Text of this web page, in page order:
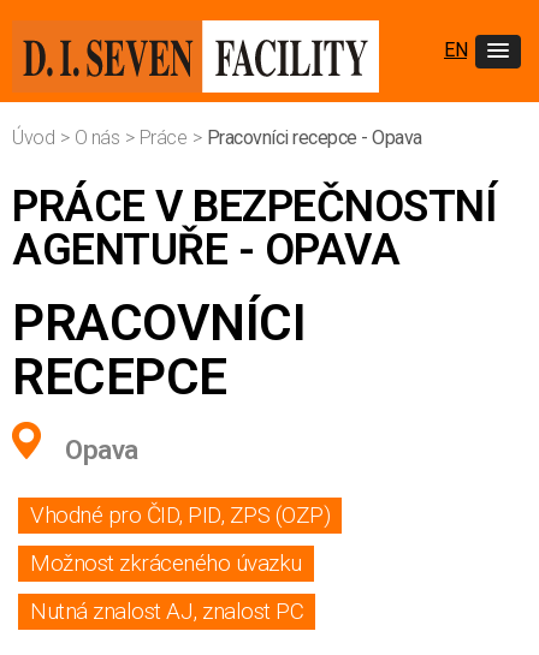
EN
Úvod > O nás > Práce > Pracovníci recepce - Opava
PRÁCE V BEZPEČNOSTNÍ
AGENTUŘE - OPAVA
PRACOVNÍCI
RECEPCE
Opava
Vhodné pro ČID, PID, ZPS (OZP)
Možnost zkráceného úvazku
Nutná znalost AJ, znalost PC